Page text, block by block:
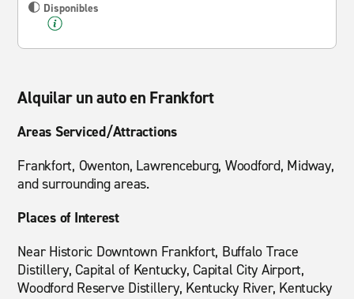
Disponibles
Alquilar un auto en Frankfort
Areas Serviced/Attractions
Frankfort, Owenton, Lawrenceburg, Woodford, Midway,
and surrounding areas.
Places of Interest
Near Historic Downtown Frankfort, Buffalo Trace
Distillery, Capital of Kentucky, Capital City Airport,
Woodford Reserve Distillery, Kentucky River, Kentucky